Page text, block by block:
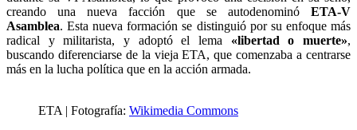
creando una nueva facción que se autodenominó ETA-V
Asamblea. Esta nueva formación se distinguió por su enfoque más
radical y militarista, y adoptó el lema «libertad o muerte»,
buscando diferenciarse de la vieja ETA, que comenzaba a centrarse
más en la lucha política que en la acción armada.
ETA | Fotografía: Wikimedia Commons